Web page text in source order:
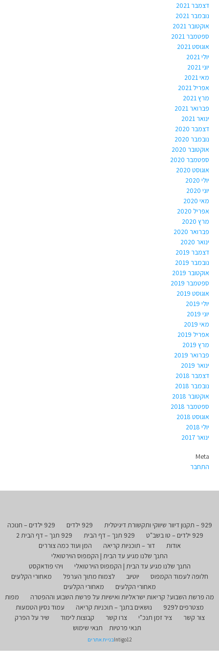
דצמבר 2021
נובמבר 2021
אוקטובר 2021
ספטמבר 2021
אוגוסט 2021
יולי 2021
יוני 2021
מאי 2021
אפריל 2021
מרץ 2021
פברואר 2021
ינואר 2021
דצמבר 2020
נובמבר 2020
אוקטובר 2020
ספטמבר 2020
אוגוסט 2020
יולי 2020
יוני 2020
מאי 2020
אפריל 2020
מרץ 2020
פברואר 2020
ינואר 2020
דצמבר 2019
נובמבר 2019
אוקטובר 2019
ספטמבר 2019
אוגוסט 2019
יולי 2019
יוני 2019
מאי 2019
אפריל 2019
מרץ 2019
פברואר 2019
ינואר 2019
דצמבר 2018
נובמבר 2018
אוקטובר 2018
ספטמבר 2018
אוגוסט 2018
יולי 2018
ינואר 2017
Meta
התחבר
929 – תקנון דיוור שיווקי ותקשורת דיגיטלית 929 ילדים
929 ילדים – חנוכה
929 ילדים – טו בשב"ט
929 תנך – דף הבית
929 תנך – דף הבית 2
אודות
דור – תוכניות קריאה
המן ועוד כמה צוררים
התנך שלנו מגיע עד הבית | הקמפוס הוירטואלי
התנך שלנו מגיע עד הבית | הקמפוס הוירטואלי
ויהי פודאקסט
חלופה לעמוד הקמפוס
יוטיוב לצמוח מתוך הערפל
מאחורי הקלעים
מאחורי הקלעים
מאחורי הקלעים
מה פרשת השבוע? קריאות ישראליות ואישיות על פרשת השבוע וההפטרה
מפות
מצטרפים ל929
נושאים בתנך – תוכניות קריאה
עמוד נסיון הטמעות
צור קשר
ציר זמן תנכ"י צרו קשר קבוצות לימוד
שיר על הפרק
תנאי פרטיות
תנאי שימוש
Intigo12בניית אתרים